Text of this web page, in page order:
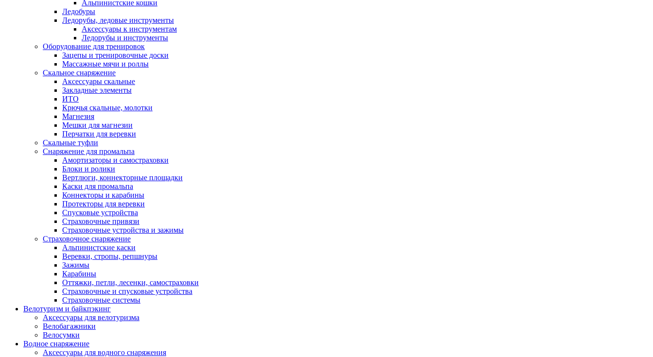
Альпинистские кошки
Ледобуры
Ледорубы, ледовые инструменты
Аксессуары к инструментам
Ледорубы и инструменты
Оборудование для тренировок
Зацепы и тренировочные доски
Массажные мячи и роллы
Скальное снаряжение
Аксессуары скальные
Закладные элементы
ИТО
Крючья скальные, молотки
Магнезия
Мешки для магнезии
Перчатки для веревки
Скальные туфли
Снаряжение для промальпа
Амортизаторы и самостраховки
Блоки и ролики
Вертлюги, коннекторные площадки
Каски для промальпа
Коннекторы и карабины
Протекторы для веревки
Спусковые устройства
Страховочные привязи
Страховочные устройства и зажимы
Страховочное снаряжение
Альпинистские каски
Веревки, стропы, репшнуры
Зажимы
Карабины
Оттяжки, петли, лесенки, самостраховки
Страховочные и спусковые устройства
Страховочные системы
Велотуризм и байкпэкинг
Аксессуары для велотуризма
Велобагажники
Велосумки
Водное снаряжение
Аксессуары для водного снаряжения